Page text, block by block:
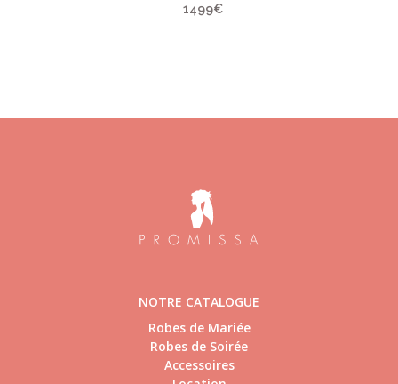
1499€
NOTRE CATALOGUE
Robes de Mariée
Robes de Soirée
Accessoires